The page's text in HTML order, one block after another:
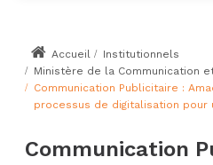
Accueil
Institutionnels
Ministère de la Communication
Communication Publicitaire :
processus de digitalisation pour
Communication